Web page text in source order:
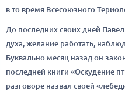
в то время Всесоюзного
До последних своих дней
духа, желание работать,
Буквально месяц назад он
последней книги «Оскудение
разговоре назвал своей